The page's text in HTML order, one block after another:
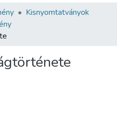
Kisnyomtatványok